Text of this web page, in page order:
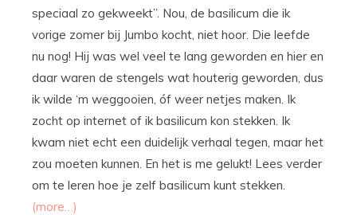
speciaal zo gekweekt”. Nou, de basilicum die ik
vorige zomer bij Jumbo kocht, niet hoor. Die leefde
nu nog! Hij was wel veel te lang geworden en hier en
daar waren de stengels wat houterig geworden, dus
ik wilde ‘m weggooien, óf weer netjes maken. Ik
zocht op internet of ik basilicum kon stekken. Ik
kwam niet echt een duidelijk verhaal tegen, maar het
zou moeten kunnen. En het is me gelukt! Lees verder
om te leren hoe je zelf basilicum kunt stekken.
(more…)